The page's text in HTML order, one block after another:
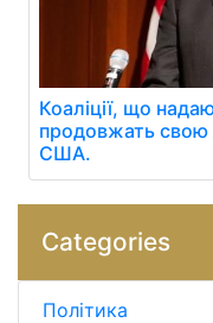
Коаліції, що
продовжать свою
США.
Categories
Політика